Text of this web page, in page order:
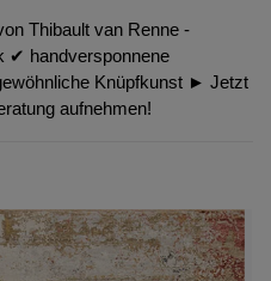
Thibault van Renne -
✔︎ handversponnene
Knüpfkunst ► Jetzt
aufnehmen!